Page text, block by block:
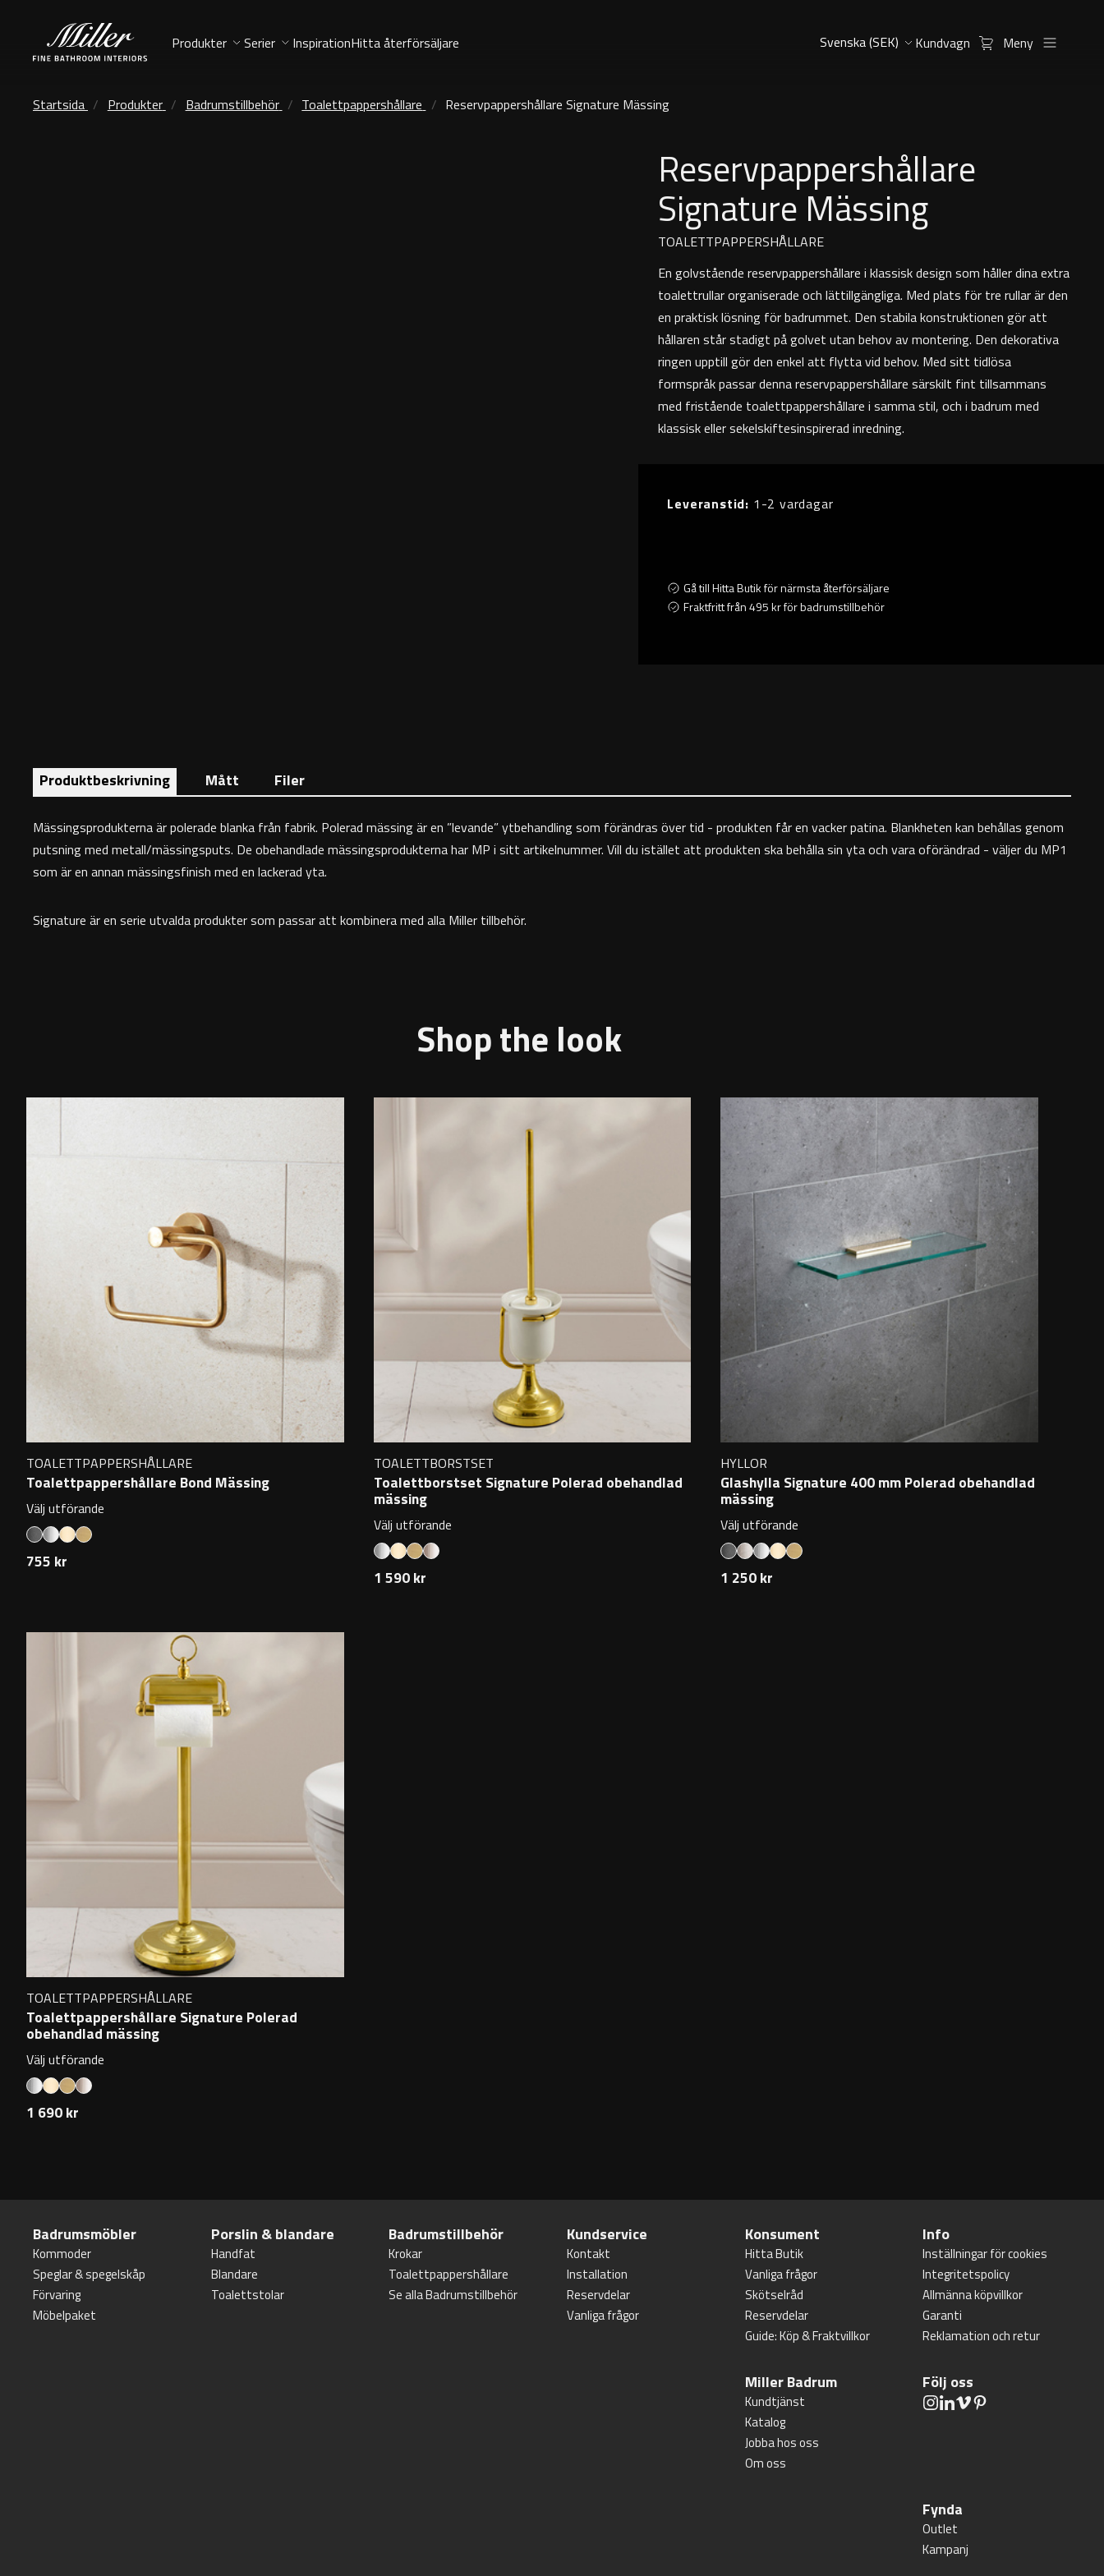
Produkter Serier InspirationHitta återförsäljare Kundvagn Meny
Startsida Produkter Badrumstillbehör Toalettpappershållare Reservpappershållare Signature Mässing
Reservpappershållare
Signature Mässing
TOALETTPAPPERSHÅLLARE
En golvstående reservpappershållare i klassisk design som håller dina extra
toalettrullar organiserade och lättillgängliga. Med plats för tre rullar är den
en praktisk lösning för badrummet. Den stabila konstruktionen gör att
hållaren står stadigt på golvet utan behov av montering. Den dekorativa
ringen upptill gör den enkel att flytta vid behov. Med sitt tidlösa
formspråk passar denna reservpappershållare särskilt fint tillsammans
med fristående toalettpappershållare i samma stil, och i badrum med
klassisk eller sekelskiftesinspirerad inredning.
Leveranstid: 1-2 vardagar
Gå till Hitta Butik för närmsta återförsäljare
Fraktfritt från 495 kr för badrumstillbehör
Produktbeskrivning Mått Filer
Mässingsprodukterna är polerade blanka från fabrik. Polerad mässing är en ”levande” ytbehandling som förändras över tid - produkten får en vacker patina. Blankheten kan behållas genom
putsning med metall/mässingsputs. De obehandlade mässingsprodukterna har MP i sitt artikelnummer. Vill du istället att produkten ska behålla sin yta och vara oförändrad - väljer du MP1
som är en annan mässingsfinish med en lackerad yta.
Signature är en serie utvalda produkter som passar att kombinera med alla Miller tillbehör.
Shop the look
TOALETTPAPPERSHÅLLARE
Toalettpappershållare Bond Mässing
Välj utförande
755 kr
TOALETTBORSTSET
Toalettborstset Signature Polerad obehandlad
mässing
Välj utförande
1 590 kr
HYLLOR
Glashylla Signature 400 mm Polerad obehandlad
mässing
Välj utförande
1 250 kr
TOALETTPAPPERSHÅLLARE
Toalettpappershållare Signature Polerad
obehandlad mässing
Välj utförande
1 690 kr
Badrumsmöbler
Kommoder
Speglar & spegelskåp
Förvaring
Möbelpaket
Porslin & blandare
Handfat
Blandare
Toalettstolar
Badrumstillbehör
Krokar
Toalettpappershållare
Se alla Badrumstillbehör
Kundservice
Kontakt
Installation
Reservdelar
Vanliga frågor
Konsument
Hitta Butik
Vanliga frågor
Skötselråd
Reservdelar
Guide: Köp & Fraktvillkor
Info
Inställningar för cookies
Integritetspolicy
Allmänna köpvillkor
Garanti
Reklamation och retur
Miller Badrum
Kundtjänst
Katalog
Jobba hos oss
Om oss
Följ oss
Fynda
Outlet
Kampanj